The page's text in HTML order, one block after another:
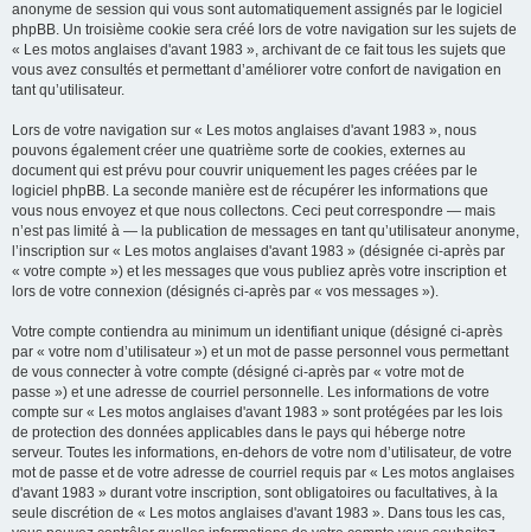
anonyme de session qui vous sont automatiquement assignés par le logiciel
phpBB. Un troisième cookie sera créé lors de votre navigation sur les sujets de
« Les motos anglaises d'avant 1983 », archivant de ce fait tous les sujets que
vous avez consultés et permettant d’améliorer votre confort de navigation en
tant qu’utilisateur.
Lors de votre navigation sur « Les motos anglaises d'avant 1983 », nous
pouvons également créer une quatrième sorte de cookies, externes au
document qui est prévu pour couvrir uniquement les pages créées par le
logiciel phpBB. La seconde manière est de récupérer les informations que
vous nous envoyez et que nous collectons. Ceci peut correspondre — mais
n’est pas limité à — la publication de messages en tant qu’utilisateur anonyme,
l’inscription sur « Les motos anglaises d'avant 1983 » (désignée ci-après par
« votre compte ») et les messages que vous publiez après votre inscription et
lors de votre connexion (désignés ci-après par « vos messages »).
Votre compte contiendra au minimum un identifiant unique (désigné ci-après
par « votre nom d’utilisateur ») et un mot de passe personnel vous permettant
de vous connecter à votre compte (désigné ci-après par « votre mot de
passe ») et une adresse de courriel personnelle. Les informations de votre
compte sur « Les motos anglaises d'avant 1983 » sont protégées par les lois
de protection des données applicables dans le pays qui héberge notre
serveur. Toutes les informations, en-dehors de votre nom d’utilisateur, de votre
mot de passe et de votre adresse de courriel requis par « Les motos anglaises
d'avant 1983 » durant votre inscription, sont obligatoires ou facultatives, à la
seule discrétion de « Les motos anglaises d'avant 1983 ». Dans tous les cas,